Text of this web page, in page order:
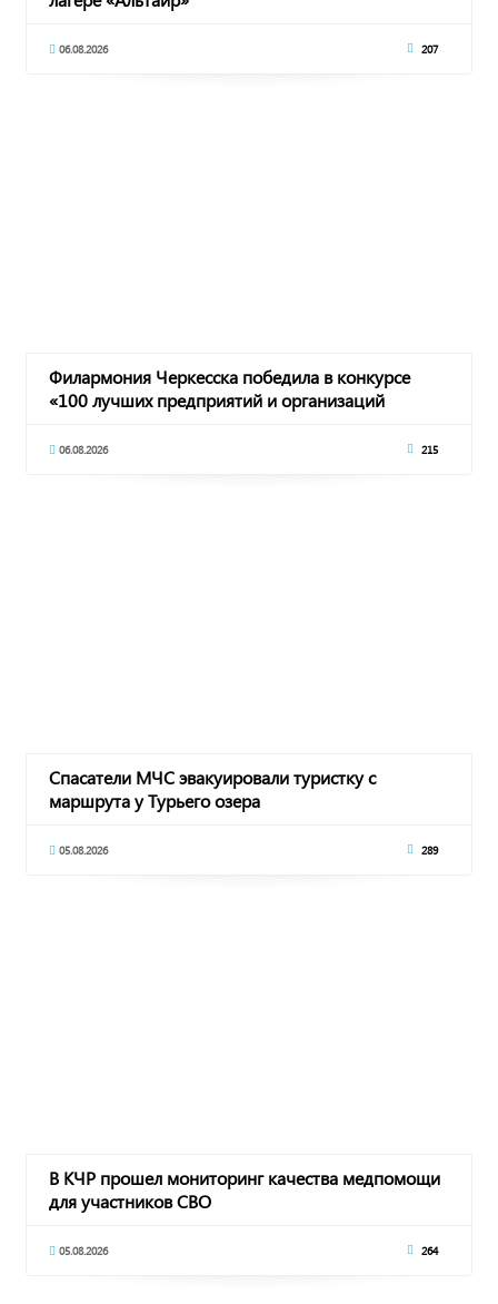
06.08.2026 207
Филармония Черкесска победила в конкурсе
«100 лучших предприятий и организаций
06.08.2026 215
Спасатели МЧС эвакуировали туристку с
маршрута у Турьего озера
05.08.2026 289
В КЧР прошел мониторинг качества медпомощи
для участников СВО
05.08.2026 264